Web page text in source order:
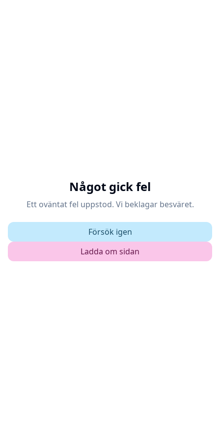
Något gick fel
Ett oväntat fel uppstod. Vi beklagar besväret.
Försök igen
Ladda om sidan